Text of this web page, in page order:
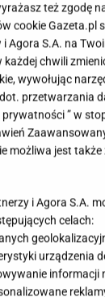
Cielecka z
tam
jak zwykle
do
dała się
Joanna
prozy
w wielu
razem została
którym
też zgodę
cookie Gazeta.pl
Agora S.A. na
chwili
wywołując
przetwarzania
” w
możliwa jest
i Agora S.A.
celach:
urządzenia
informacji